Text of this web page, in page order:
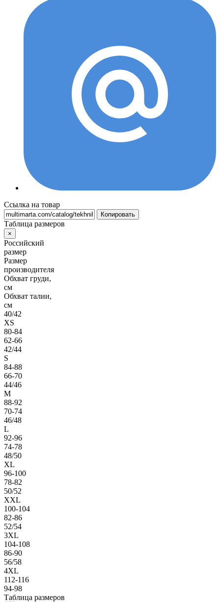
Ссылка на товар
Копировать
Таблица размеров
×
Российский
размер
Размер
производителя
Обхват груди,
см
Обхват талии,
см
40/42
XS
80-84
62-66
42/44
S
84-88
66-70
44/46
M
88-92
70-74
46/48
L
92-96
74-78
48/50
XL
96-100
78-82
50/52
XXL
100-104
82-86
52/54
3XL
104-108
86-90
56/58
4XL
112-116
94-98
Таблица размеров